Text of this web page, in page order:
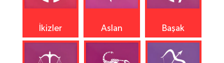
İkizler Aslan Başak